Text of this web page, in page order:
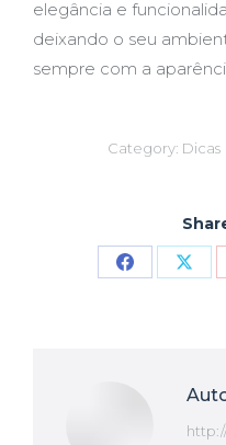
elegância e
deixando o seu
sempre com a
Category: Dicas